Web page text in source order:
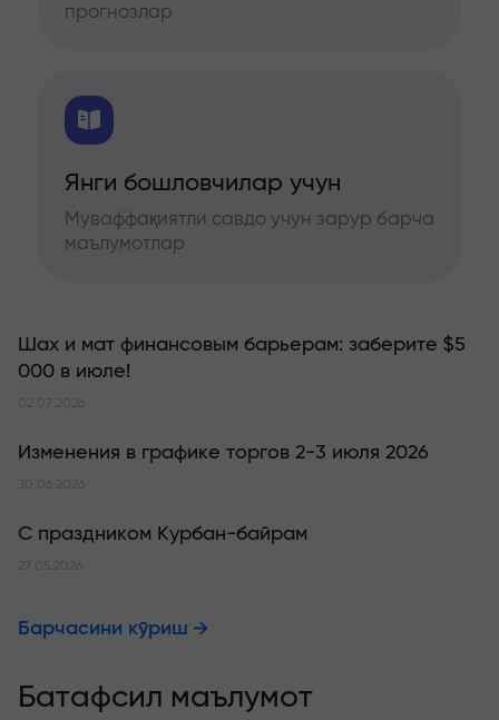
прогнозлар
Янги бошловчилар учун
Муваффақиятли савдо учун зарур барча
маълумотлар
Шах и мат финансовым барьерам: заберите $5
000 в июле!
02.07.2026
Изменения в графике торгов 2-3 июля 2026
30.06.2026
С праздником Курбан-байрам
27.05.2026
Барчасини кўриш
Батафсил маълумот